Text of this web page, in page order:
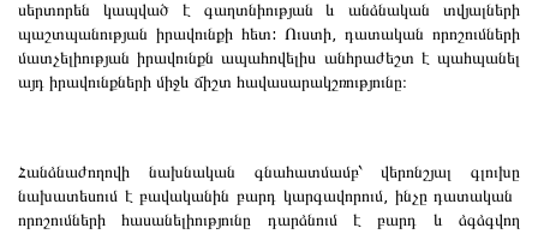
սերտորեն կապված է գաղտնիության և անձնական տվյալների
պաշտպանության իրավունքի հետ: Ուստի, դատական ​​որոշումների
մատչելիության իրավունքն ապահովելիս անհրաժեշտ է պահպանել
այդ իրավունքների միջև ճիշտ հավասարակշռությունը։
Հանձնաժողովի նախնական գնահատմամբ՝ վերոնշյալ գլուխը
նախատեսում է բավականին բարդ կարգավորում, ինչը դատական ​​
որոշումների հասանելիությունը դարձնում է բարդ և ձգձգվող